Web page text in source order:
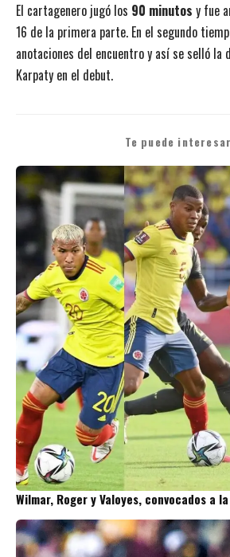
El cartagenero jugó los 90 minutos y fue
16 de la primera parte. En el segundo
anotaciones del encuentro y así se selló la
Karpaty en el debut.
Te puede interesar
Wilmar, Roger y Valoyes, convocados a